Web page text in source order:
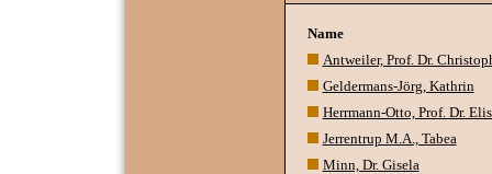
Name
Antweiler, Prof. Dr.
Geldermans-Jörg, Kathrin
Herrmann-Otto, Prof. Dr.
Jerrentrup M.A., Tabea
Minn, Dr. Gisela